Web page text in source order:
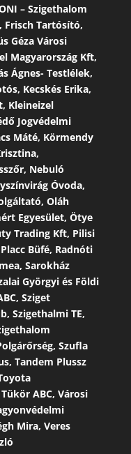
– Szigethalom
Tartósító,
Géza Városi
Magyarország Kft,
Ágnes- Testlélek,
Kecskés Erika,
Kleineizel
Jogvédelmi
Máté, Körmendy
Nebuló
Óvoda,
Oláh
Egyesület, Ötye
Trading Kft, Pilisi
Büfé, Radnóti
Sarokház
Györgyi és Földi
Sziget
Szigethalmi TE,
Szufla
Tandem Plussz
ABC, Városi
Mira, Veres